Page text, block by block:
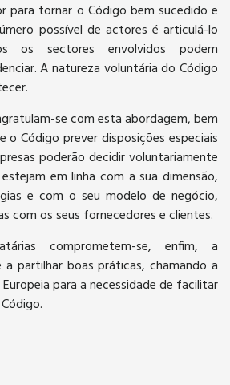
tornar o Código bem sucedido e
possível de actores é articulá-lo
sectores envolvidos podem
A natureza voluntária do Código
se com esta abordagem, bem
Código prever disposições especiais
poderão decidir voluntariamente
em linha com a sua dimensão,
e com o seu modelo de negócio,
com os seus fornecedores e clientes.
comprometem-se, enfim, a
partilhar boas práticas, chamando a
para a necessidade de facilitar